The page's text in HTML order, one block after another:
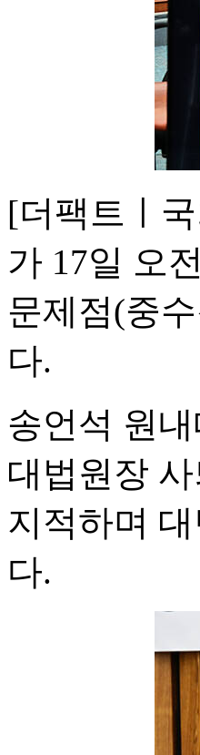
[더팩트ㅣ
가 17일 오
문제점(중
다.
송언석 원
대법원장
지적하며
다.